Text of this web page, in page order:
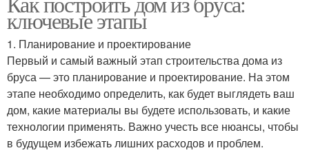
ключевые этапы
1. Планирование и проектирование
Первый и самый важный этап строительства дома из
бруса — это планирование и проектирование. На этом
этапе необходимо определить, как будет выглядеть ваш
дом, какие материалы вы будете использовать, и какие
технологии применять. Важно учесть все нюансы, чтобы
в будущем избежать лишних расходов и проблем.